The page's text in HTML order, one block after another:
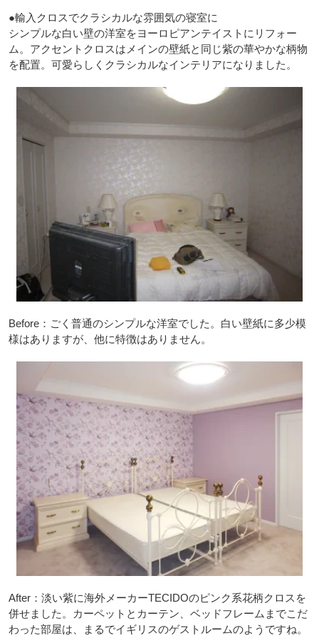
●輸入クロスでクラシカルな雰囲気の寝室に
シンプルな白い壁の洋室をヨーロピアンテイストにリフォー
ム。アクセントクロスはメインの壁紙と同じ紫の華やかな柄物
を配置。可愛らしくクラシカルなインテリアになりました。
Before：ごく普通のシンプルな洋室でした。白い壁紙に多少模
様はありますが、他に特徴はありません。
After：淡い紫に海外メーカーTECIDOのピンク系花柄クロスを
併せました。カーペットとカーテン、ベッドフレームまでこだ
わった部屋は、まるでイギリスのゲストルームのようですね。